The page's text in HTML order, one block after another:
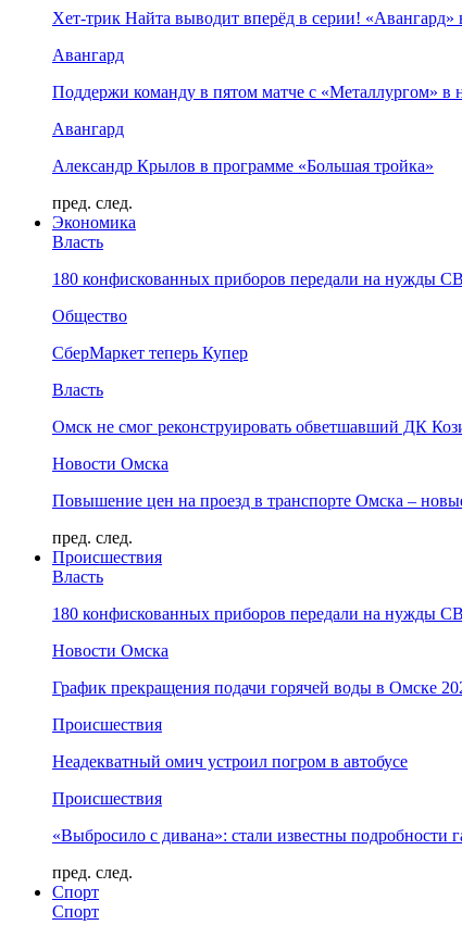
Хет-трик Найта выводит вперёд в серии!
Авангард
Поддержи команду в пятом матче с «Металлургом» в
Авангард
Александр Крылов в программе «Большая тройка»
пред. след.
Экономика
Власть
180 конфискованных приборов передали на нужды
Общество
СберМаркет теперь Купер
Власть
Омск не смог реконструировать обветшавший ДК
Новости Омска
Повышение цен на проезд в транспорте Омска –
пред. след.
Происшествия
Власть
180 конфискованных приборов передали на нужды
Новости Омска
График прекращения подачи горячей воды в Омске
Происшествия
Неадекватный омич устроил погром в автобусе
Происшествия
«Выбросило с дивана»: стали известны подробности
пред. след.
Спорт
Спорт